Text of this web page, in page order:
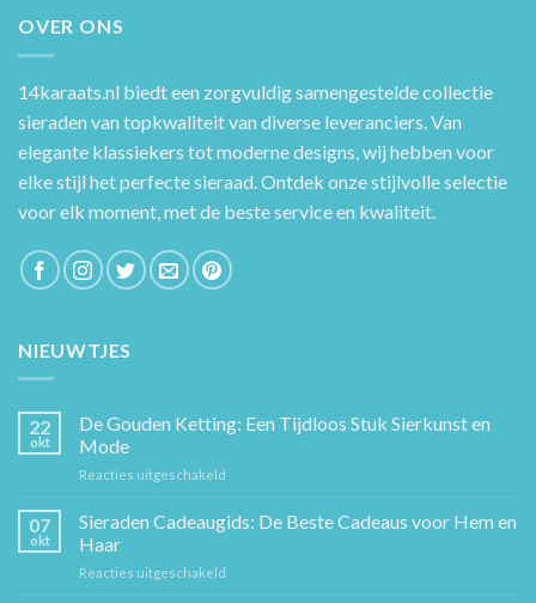
OVER ONS
14karaats.nl biedt een zorgvuldig samengestelde collectie
sieraden van topkwaliteit van diverse leveranciers. Van
elegante klassiekers tot moderne designs, wij hebben voor
elke stijl het perfecte sieraad. Ontdek onze stijlvolle selectie
voor elk moment, met de beste service en kwaliteit.
NIEUWTJES
22
okt
De Gouden Ketting: Een Tijdloos Stuk Sierkunst en
Mode
Reacties uitgeschakeld
Gouden
07
okt
Sieraden Cadeaugids: De Beste Cadeaus voor Hem en
Haar
Reacties uitgeschakeld